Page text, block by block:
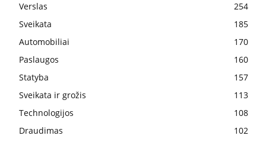
Verslas
254
Sveikata
185
Automobiliai
170
Paslaugos
160
Statyba
157
Sveikata ir grožis
113
Technologijos
108
Draudimas
102